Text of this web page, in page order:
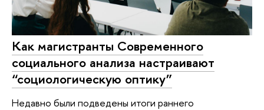
Как магистранты Современного
социального анализа настраивают
“социологическую оптику”
Недавно были подведены итоги раннего